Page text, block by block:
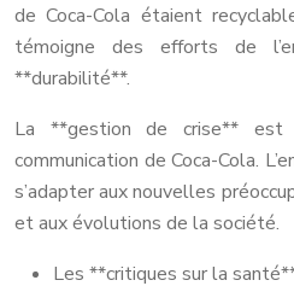
de Coca-Cola étaient
témoigne des efforts de
**durabilité**.
La **gestion de crise**
communication de Coca-Cola.
s’adapter aux nouvelles
et aux évolutions de la société.
Les **critiques sur la